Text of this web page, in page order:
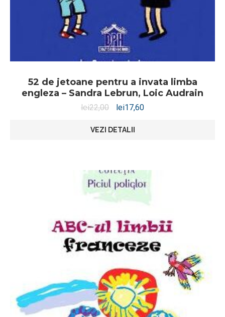
52 de jetoane pentru a invata limba
engleza – Sandra Lebrun, Loic Audrain
lei22,00 lei17,60
VEZI DETALII